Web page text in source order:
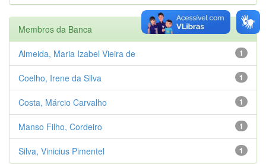
Membros da Banca
1
Almeida, Maria Izabel Vieira de
1
Coelho, Irene da Silva
1
Costa, Márcio Carvalho
1
Manso Filho, Cordeiro
1
Silva, Vinicius Pimentel